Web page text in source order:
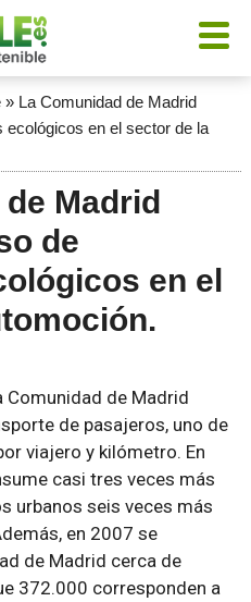
» La Comunidad de Madrid
ecológicos en el sector de la
Madrid
de
en el
Comunidad de Madrid
de pasajeros, uno de
viajero y kilómetro. En
casi tres veces más
urbanos seis veces más
en 2007 se
de Madrid cerca de
372.000 corresponden a